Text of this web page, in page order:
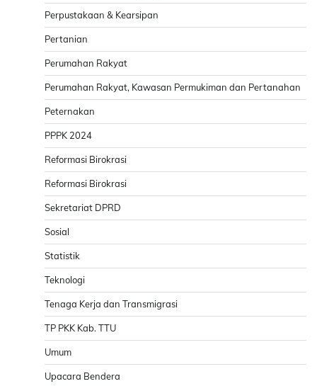
Perpustakaan & Kearsipan
Pertanian
Perumahan Rakyat
Perumahan Rakyat, Kawasan Permukiman dan Pertanahan
Peternakan
PPPK 2024
Reformasi Birokrasi
Reformasi Birokrasi
Sekretariat DPRD
Sosial
Statistik
Teknologi
Tenaga Kerja dan Transmigrasi
TP PKK Kab. TTU
Umum
Upacara Bendera